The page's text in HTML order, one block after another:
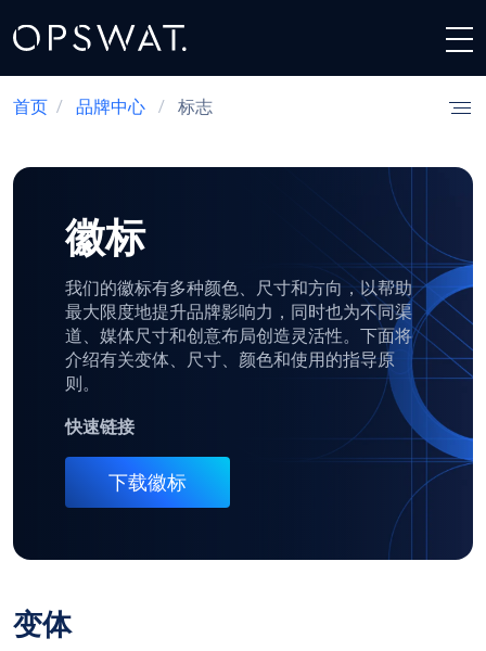
首页 / 品牌中心 / 标志
徽标
我们的徽标有多种颜色、尺寸和方向，以帮助
最大限度地提升品牌影响力，同时也为不同渠
道、媒体尺寸和创意布局创造灵活性。下面将
介绍有关变体、尺寸、颜色和使用的指导原
则。
快速链接
下载徽标
变体